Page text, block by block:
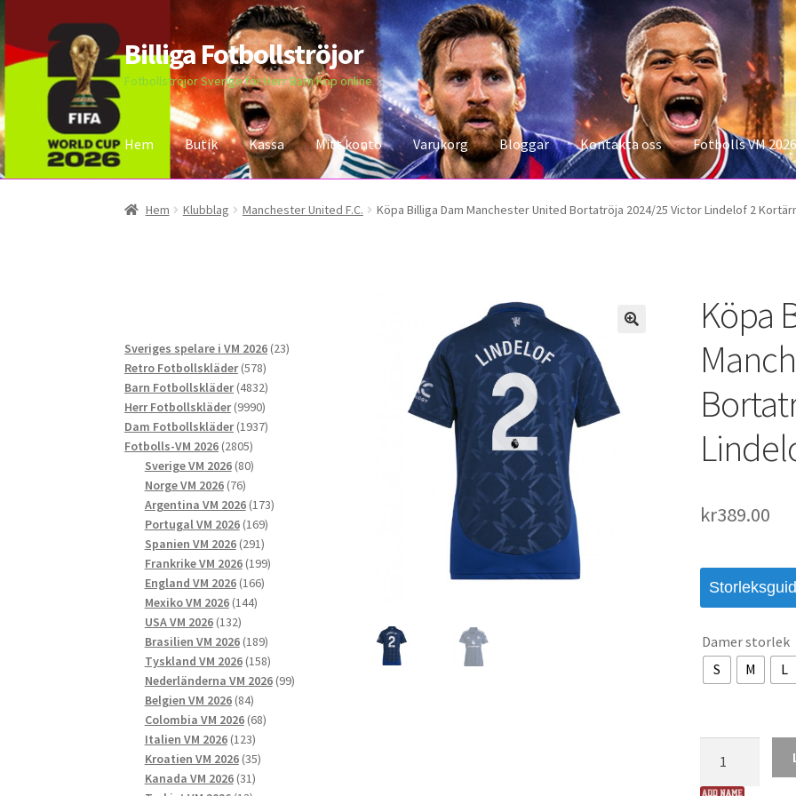
Hoppa
till
navigering
Hoppa
till
innehåll
Billiga Fotbollströjor
Fotbollströjor Sverige för Herr Barn Köp online
Hem Butik Kassa Mitt konto Varukorg Bloggar Kontakta oss Fotbolls VM 2026
Hem Bloggar Butik Kassa Kontakta oss Mitt konto Storleksguiden Varukorg
Hem Klubblag Manchester United F.C. Köpa Billiga Dam Manchester United Bortatröja 2024/25 Victor Lindelof 2
Köpa
kr389.00
Damer storlek
S
M L
Billiga
Dam
Sveriges spelare i VM 2026 2323
Retro Fotbollskläder 578578
produkter
Barn Fotbollskläder 48324832
produkter
Herr Fotbollskläder 99909990
produkter
Dam Fotbollskläder 19371937
Fotbolls-VM 2026 28052805
produkter
Sverige VM 2026 8080
Norge VM 2026 7676
produkter
Argentina VM 2026 173173
Portugal VM 2026 169169
produkter
Spanien VM 2026 291291
produkter
Frankrike VM 2026 199199
England VM 2026 166166
Mexiko VM 2026 144144
USA VM 2026 132132
produkter
Brasilien VM 2026 189189
produkter
Tyskland VM 2026 158158
produkter
Nederländerna VM 2026 9999
Belgien VM 2026 8484
produkter
Colombia VM 2026 6868
Italien VM 2026 123123
produkter
Kroatien VM 2026 3535
Kanada VM 2026 3131